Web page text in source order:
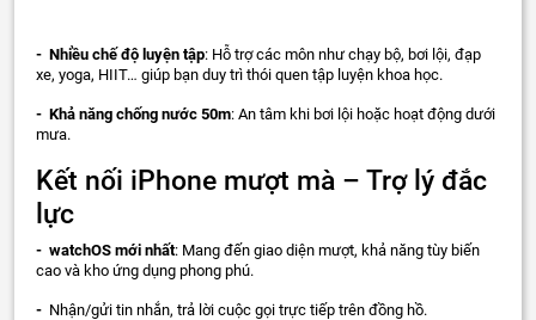
- Nhiều chế độ luyện tập: Hỗ trợ các môn như chạy bộ, bơi lội, đạp
xe, yoga, HIIT… giúp bạn duy trì thói quen tập luyện khoa học.
- Khả năng chống nước 50m: An tâm khi bơi lội hoặc hoạt động dưới
mưa.
Kết nối iPhone mượt mà – Trợ lý đắc
lực
- watchOS mới nhất: Mang đến giao diện mượt, khả năng tùy biến
cao và kho ứng dụng phong phú.
- Nhận/gửi tin nhắn, trả lời cuộc gọi trực tiếp trên đồng hồ.